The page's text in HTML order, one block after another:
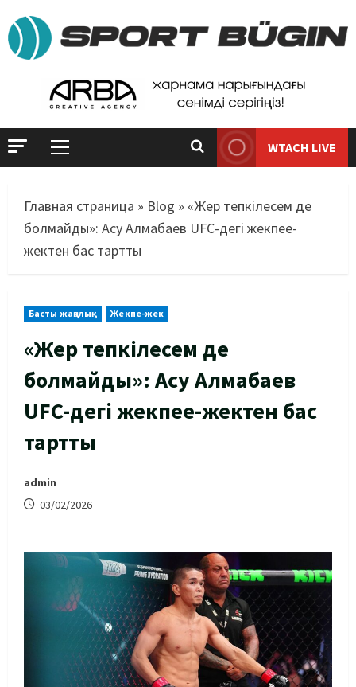
WTACH LIVE
Главная страница » Blog » «Жер тепкілесем де
болмайды»: Асу Алмабаев UFC-дегі жекпее-
жектен бас тартты
Басты жаңалық Жекпе-жек
«Жер тепкілесем де
болмайды»: Асу Алмабаев
UFC-дегі жекпее-жектен бас
тартты
admin
03/02/2026